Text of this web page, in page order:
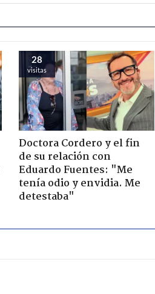
28
visitas
Doctora Cordero y el fin
de su relación con
Eduardo Fuentes: "Me
tenía odio y envidia. Me
detestaba"